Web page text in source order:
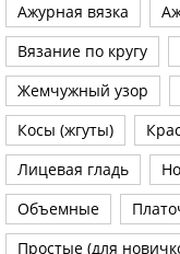
Ажурная вязка
Вязание по кругу
Жемчужный узор
Косы (жгуты)
Лицевая гладь
Объемные
Простые (для